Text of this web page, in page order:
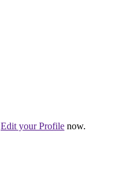
Edit your Profile now.